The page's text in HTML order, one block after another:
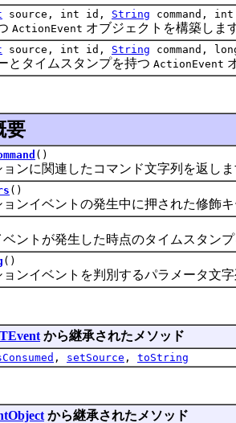
source, int id, String command,
ActionEvent オブジェクトを構築しま
source, int id, String command,
タイムスタンプを持つ ActionEvent
要
()
に関連したコマンド文字列を返しま
()
イベントの発生中に押された修飾キ
トが発生した時点のタイムスタンプ
()
イベントを判別するパラメータ文字
から継承されたメソッド
, setSource , toString
から継承されたメソッド